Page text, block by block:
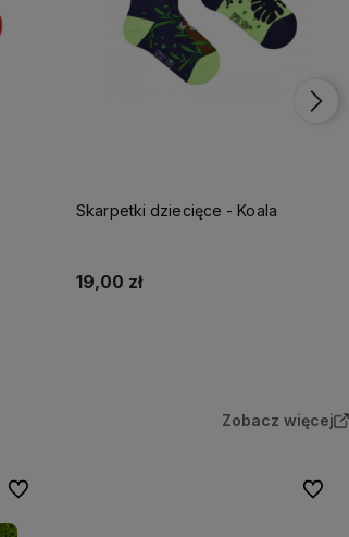
Skarpetki dziecięce - Koala
19,00 zł
Zobacz więcej
Do ulubionych Do